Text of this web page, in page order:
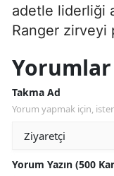
adetle liderliği
Ranger zirveyi
Yorumlar
Takma Ad
Yorum yapmak için,
Yorum Yazın (500